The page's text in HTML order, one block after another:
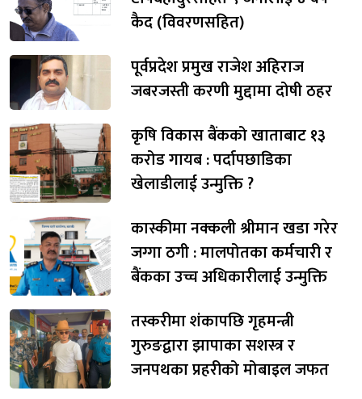
कैद (विवरणसहित)
पूर्वप्रदेश प्रमुख राजेश अहिराज
जबरजस्ती करणी मुद्दामा दोषी ठहर
कृषि विकास बैंकको खाताबाट १३
करोड गायब : पर्दापछाडिका
खेलाडीलाई उन्मुक्ति ?
कास्कीमा नक्कली श्रीमान खडा गरेर
जग्गा ठगी : मालपोतका कर्मचारी र
बैंकका उच्च अधिकारीलाई उन्मुक्ति
तस्करीमा शंकापछि गृहमन्त्री
गुरुङद्वारा झापाका सशस्त्र र
जनपथका प्रहरीको मोबाइल जफत